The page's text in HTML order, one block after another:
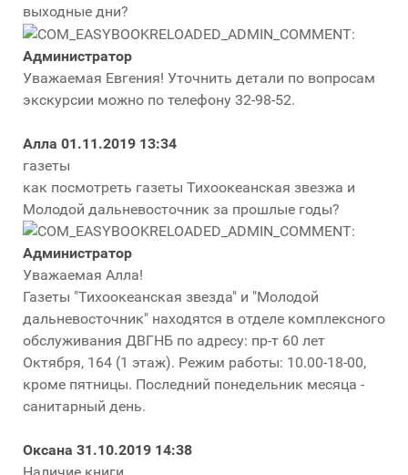
выходные дни?
Администратор
Уважаемая Евгения! Уточнить детали по вопросам
экскурсии можно по телефону 32-98-52.
Алла 01.11.2019 13:34
газеты
как посмотреть газеты Тихоокеанская звезжа и
Молодой дальневосточник за прошлые годы?
Администратор
Уважаемая Алла!
Газеты "Тихоокеанская звезда" и "Молодой
дальневосточник" находятся в отделе комплексного
обслуживания ДВГНБ по адресу: пр-т 60 лет
Октября, 164 (1 этаж). Режим работы: 10.00-18-00,
кроме пятницы. Последний понедельник месяца -
санитарный день.
Оксана 31.10.2019 14:38